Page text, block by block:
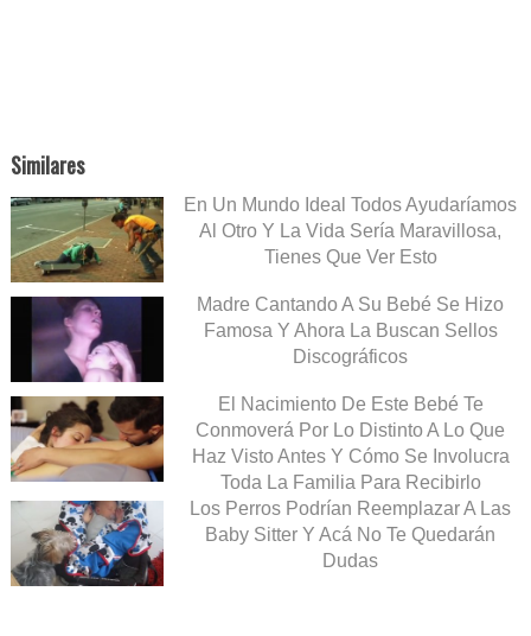
Similares
En Un Mundo Ideal Todos Ayudaríamos
Al Otro Y La Vida Sería Maravillosa,
Tienes Que Ver Esto
Madre Cantando A Su Bebé Se Hizo
Famosa Y Ahora La Buscan Sellos
Discográficos
El Nacimiento De Este Bebé Te
Conmoverá Por Lo Distinto A Lo Que
Haz Visto Antes Y Cómo Se Involucra
Toda La Familia Para Recibirlo
Los Perros Podrían Reemplazar A Las
Baby Sitter Y Acá No Te Quedarán
Dudas